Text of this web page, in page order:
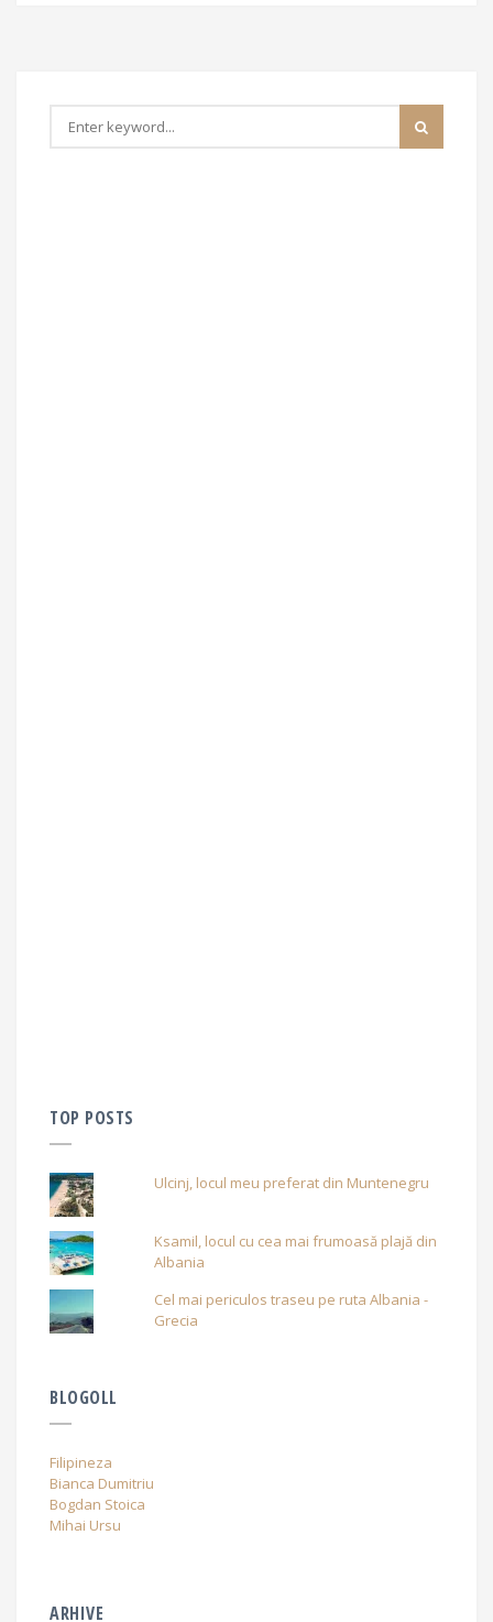
TOP POSTS
Ulcinj, locul meu preferat din Muntenegru
Ksamil, locul cu cea mai frumoasă plajă din
Albania
Cel mai periculos traseu pe ruta Albania -
Grecia
BLOGOLL
Filipineza
Bianca Dumitriu
Bogdan Stoica
Mihai Ursu
ARHIVE